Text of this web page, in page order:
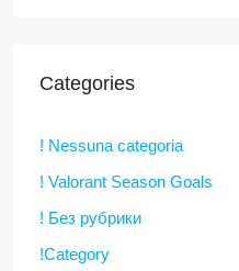
Categories
! Nessuna categoria
! Valorant Season Goals
! Без рубрики
!Category